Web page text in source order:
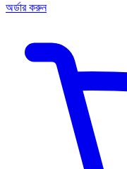
অর্ডার করুন